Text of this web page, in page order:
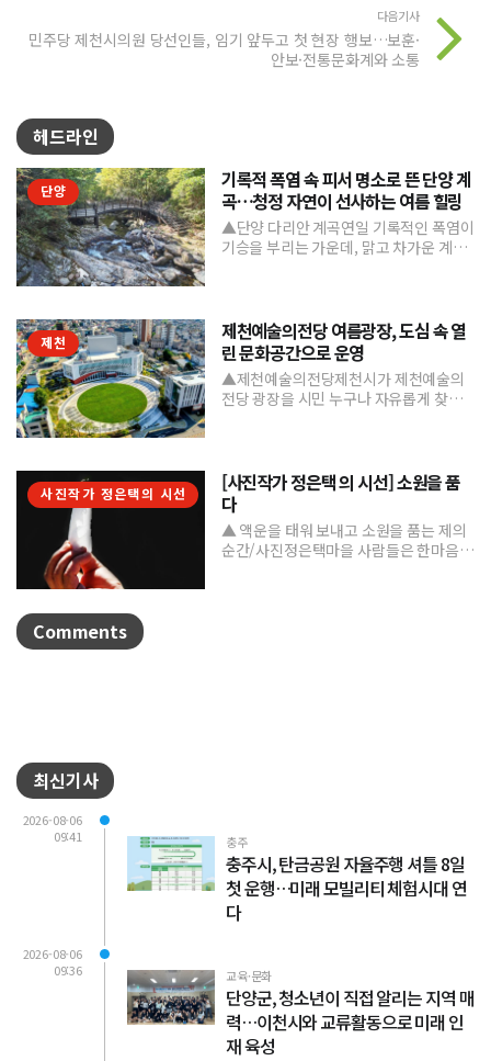
다음기사
민주당 제천시의원 당선인들, 임기 앞두고 첫 현장 행보…보훈·
안보·전통문화계와 소통
헤드라인
단양
기록적 폭염 속 피서 명소로 뜬 단양 계
곡…청정 자연이 선사하는 여름 힐링
▲단양 다리안 계곡연일 기록적인 폭염이
기승을 부리는 가운데, 맑고 차가운 계곡
제천
제천예술의전당 여름광장, 도심 속 열
린 문화공간으로 운영
▲제천예술의전당제천시가 제천예술의
전당 광장을 시민 누구나 자유롭게 찾고
사진작가 정은택의 시선
[사진작가 정은택 의 시선] 소원을 품
다
▲ 액운을 태워 보내고 소원을 품는 제의
순간/사진정은택마을 사람들은 한마음으
Comments
최신기사
2026-08-06
09:41
충주
충주시, 탄금공원 자율주행 셔틀 8일
첫 운행…미래 모빌리티 체험시대 연
다
2026-08-06
09:36
교육·문화
단양군, 청소년이 직접 알리는 지역 매
력…이천시와 교류활동으로 미래 인
재 육성